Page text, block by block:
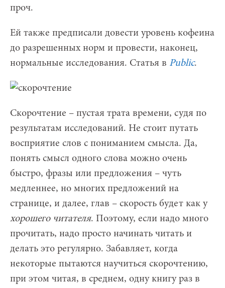
проч.
Ей также предписали довести уровень кофеина
до разрешенных норм и провести, наконец,
нормальные исследования. Статья в Public.
Скорочтение – пустая трата времени, судя по
результатам исследований. Не стоит путать
восприятие слов с пониманием смысла. Да,
понять смысл одного слова можно очень
быстро, фразы или предложения – чуть
медленнее, но многих предложений на
странице, и далее, глав – скорость будет как у
хорошего читателя. Поэтому, если надо много
прочитать, надо просто начинать читать и
делать это регулярно. Забавляет, когда
некоторые пытаются научиться скорочтению,
при этом читая, в среднем, одну книгу раз в